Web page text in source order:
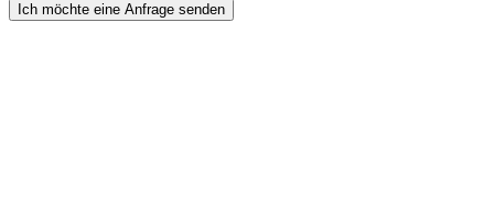
Ich möchte eine Anfrage senden